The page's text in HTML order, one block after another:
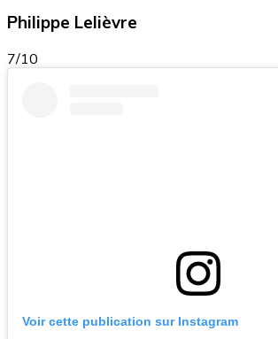
Philippe Lelièvre
7/10
Voir cette publication sur Instagram